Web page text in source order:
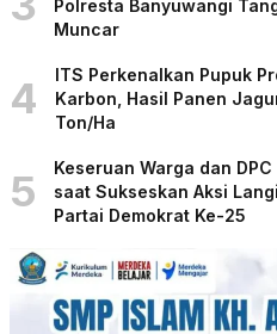
Polresta Banyuwangi
Muncar
4
ITS Perkenalkan Pupuk
Karbon, Hasil Panen
Ton/Ha
5
Keseruan Warga dan
saat Sukseskan Aksi
Partai Demokrat Ke-25